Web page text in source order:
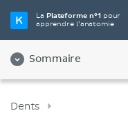
La Plateforme n°1 pour
apprendre l’anatomie
Sommaire
Dents